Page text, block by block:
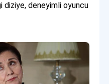
diziye, deneyimli oyuncu